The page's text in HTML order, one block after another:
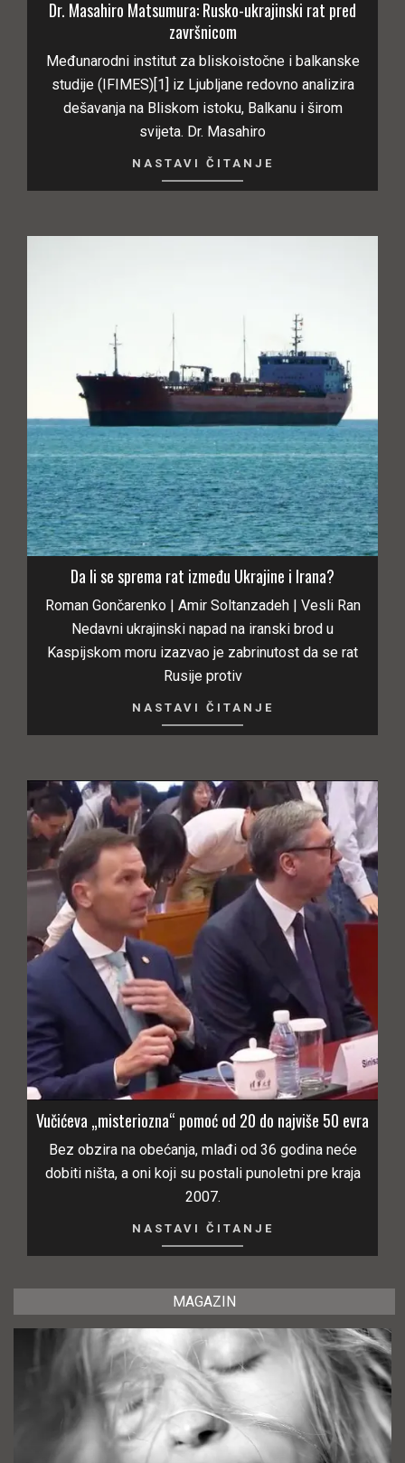
Dr. Masahiro Matsumura: Rusko-ukrajinski rat pred
završnicom
Međunarodni institut za bliskoistočne i balkanske
studije (IFIMES)[1] iz Ljubljane redovno analizira
dešavanja na Bliskom istoku, Balkanu i širom
svijeta. Dr. Masahiro
NASTAVI ČITANJE
Da li se sprema rat između Ukrajine i Irana?
Roman Gončarenko | Amir Soltanzadeh | Vesli Ran
Nedavni ukrajinski napad na iranski brod u
Kaspijskom moru izazvao je zabrinutost da se rat
Rusije protiv
NASTAVI ČITANJE
Vučićeva „misteriozna“ pomoć od 20 do najviše 50 evra
Bez obzira na obećanja, mlađi od 36 godina neće
dobiti ništa, a oni koji su postali punoletni pre kraja
2007.
NASTAVI ČITANJE
MAGAZIN